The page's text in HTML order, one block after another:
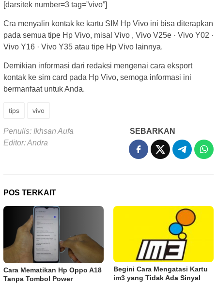
[darsitek number=3 tag=”vivo”]
Cra menyalin kontak ke kartu SIM Hp Vivo ini bisa diterapkan
pada semua tipe Hp Vivo, misal Vivo , ‎Vivo V25e · ‎Vivo Y02 ·
‎Vivo Y16 · ‎Vivo Y35 atau tipe Hp Vivo lainnya.
Demikian informasi dari redaksi mengenai cara eksport
kontak ke sim card pada Hp Vivo, semoga informasi ini
bermanfaat untuk Anda.
tips vivo
Penulis: Ikhsan Aufa
Editor: Andra
SEBARKAN
POS TERKAIT
Cara Mematikan Hp Oppo A18
Tanpa Tombol Power
Begini Cara Mengatasi Kartu
im3 yang Tidak Ada Sinyal